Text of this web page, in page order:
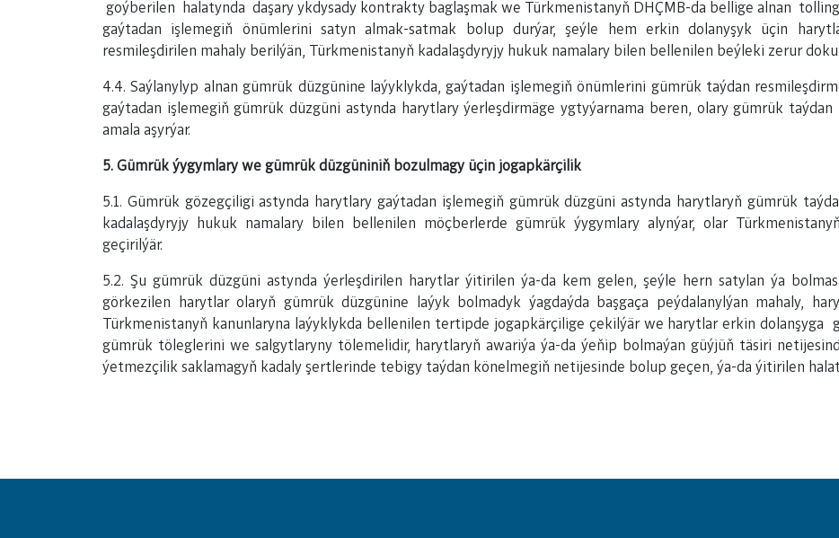
goýberilen halatynda daşary ykdysady kontrakty baglaşmak we Türkmenistanyň DHÇMB-da bellige alnan
gaýtadan işlemegiň önümlerini satyn almak-satmak bolup durýar, şeýle hem erkin dolanyşyk üçin
resmileşdirilen mahaly berilýän, Türkmenistanyň kadalaşdyryjy hukuk namalary bilen bellenilen beýleki zerur
4.4. Saýlanylyp alnan gümrük düzgünine laýyklykda, gaýtadan işlemegiň önümlerini gümrük taýdan
gaýtadan işlemegiň gümrük düzgüni astynda harytlary ýerleşdirmäge ygtyýarnama beren, olary gümrük
amala aşyrýar.
5. Gümrük ýygymlary we gümrük düzgüniniň bozulmagy üçin jogapkärçilik
5.1. Gümrük gözegçiligi astynda harytlary gaýtadan işlemegiň gümrük düzgüni astynda harytlaryň gümrük
kadalaşdyryjy hukuk namalary bilen bellenilen möçberlerde gümrük ýygymlary alynýar, olar
geçirilýär.
5.2. Şu gümrük düzgüni astynda ýerleşdirilen harytlar ýitirilen ýa-da kem gelen, şeýle hern satylan ýa
görkezilen harytlar olaryň gümrük düzgünine laýyk bolmadyk ýagdaýda başgaça peýdalanylýan mahaly,
Türkmenistanyň kanunlaryna laýyklykda bellenilen tertipde jogapkärçilige çekilýär we harytlar erkin dolanşyga
gümrük töleglerini we salgytlaryny tölemelidir, harytlaryň awariýa ýa-da ýeňip bolmaýan güýjüň täsiri
ýetmezçilik saklamagyň kadaly şertlerinde tebigy taýdan könelmegiň netijesinde bolup geçen, ýa-da ýitirilen